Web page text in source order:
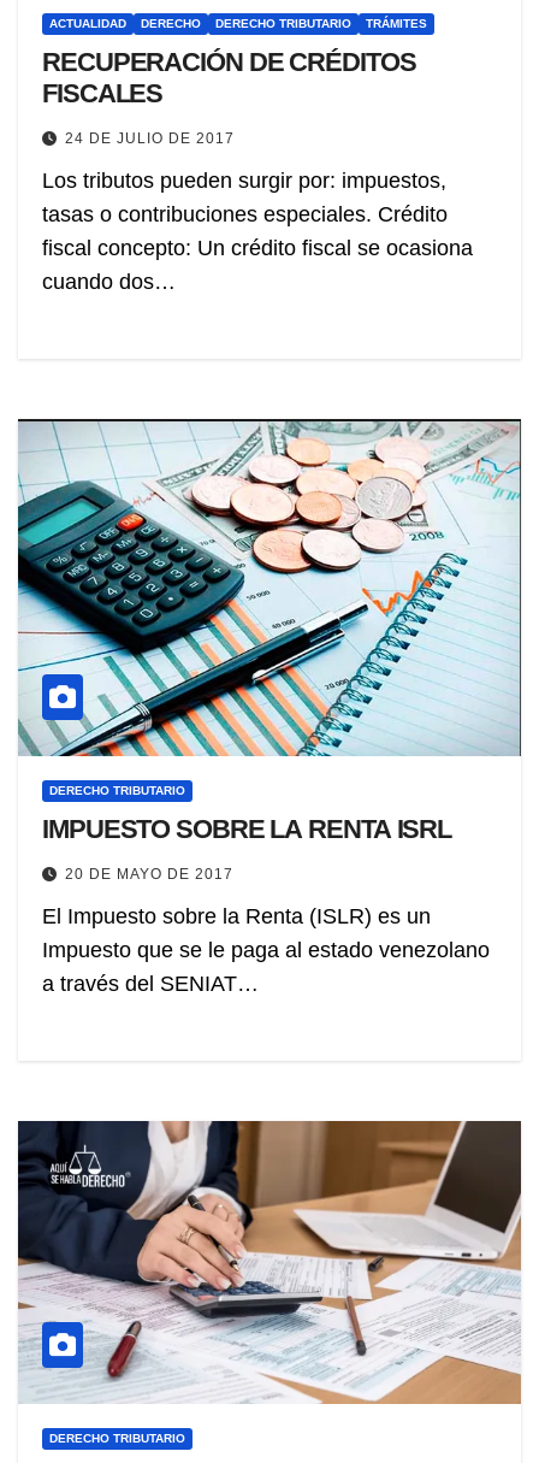
ACTUALIDAD DERECHO DERECHO TRIBUTARIO TRÁMITES
RECUPERACIÓN DE CRÉDITOS
FISCALES
24 DE JULIO DE 2017
Los tributos pueden surgir por: impuestos,
tasas o contribuciones especiales. Crédito
fiscal concepto: Un crédito fiscal se ocasiona
cuando dos…
DERECHO TRIBUTARIO
IMPUESTO SOBRE LA RENTA ISRL
20 DE MAYO DE 2017
El Impuesto sobre la Renta (ISLR) es un
Impuesto que se le paga al estado venezolano
a través del SENIAT…
DERECHO TRIBUTARIO